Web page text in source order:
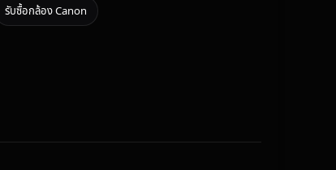
รับซื้อกล้อง Canon